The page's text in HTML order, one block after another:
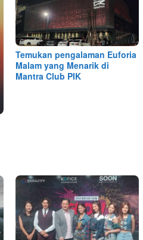
Temukan pengalaman Euforia
Malam yang Menarik di
Mantra Club PIK